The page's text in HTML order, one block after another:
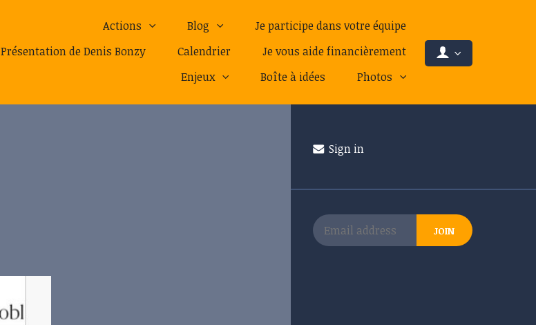
Actions Blog
Je participe dans votre équipe
Présentation de Denis Bonzy
Calendrier
Je vous aide financièrement
Enjeux
Boîte à idées Photos
Sign in